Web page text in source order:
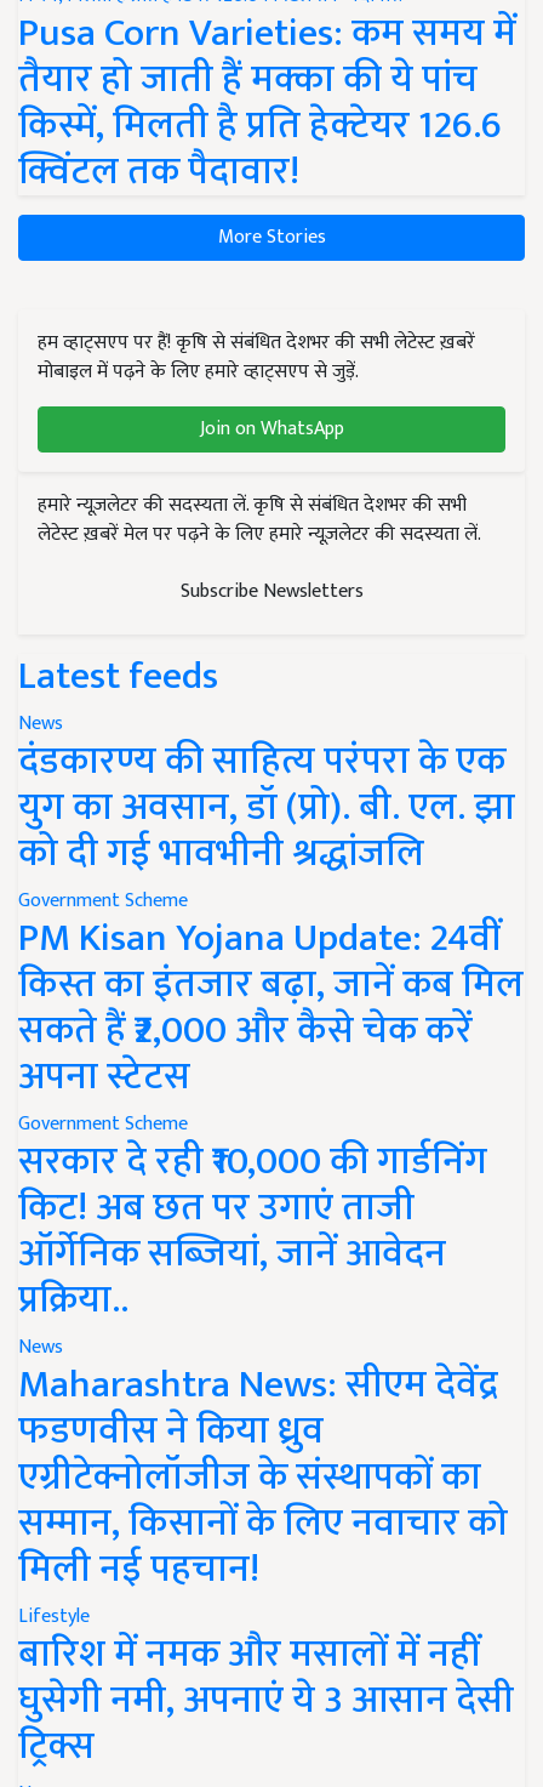
Pusa Corn Varieties: कम समय में
तैयार हो जाती हैं मक्का की ये पांच
किस्में, मिलती है प्रति हेक्टेयर 126.6
क्विंटल तक पैदावार!
More Stories
हम व्हाट्सएप पर हैं! कृषि से संबंधित देशभर की सभी लेटेस्ट ख़बरें
मोबाइल में पढ़ने के लिए हमारे व्हाट्सएप से जुड़ें.
Join on WhatsApp
हमारे न्यूज़लेटर की सदस्यता लें. कृषि से संबंधित देशभर की सभी
लेटेस्ट ख़बरें मेल पर पढ़ने के लिए हमारे न्यूज़लेटर की सदस्यता लें.
Subscribe Newsletters
Latest feeds
News
दंडकारण्य की साहित्य परंपरा के एक
युग का अवसान, डॉ (प्रो). बी. एल. झा
को दी गई भावभीनी श्रद्धांजलि
Government Scheme
PM Kisan Yojana Update: 24वीं
किस्त का इंतजार बढ़ा, जानें कब मिल
सकते हैं ₹2,000 और कैसे चेक करें
अपना स्टेटस
Government Scheme
सरकार दे रही ₹10,000 की गार्डनिंग
किट! अब छत पर उगाएं ताजी
ऑर्गेनिक सब्जियां, जानें आवेदन
प्रक्रिया..
News
Maharashtra News: सीएम देवेंद्र
फडणवीस ने किया ध्रुव
एग्रीटेक्नोलॉजीज के संस्थापकों का
सम्मान, किसानों के लिए नवाचार को
मिली नई पहचान!
Lifestyle
बारिश में नमक और मसालों में नहीं
घुसेगी नमी, अपनाएं ये 3 आसान देसी
ट्रिक्स